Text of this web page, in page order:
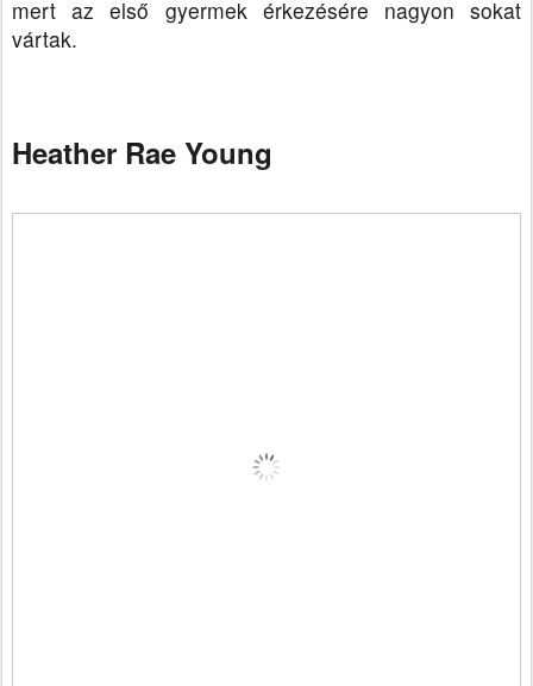
mert az első gyermek érkezésére nagyon sokat
vártak.
Heather Rae Young